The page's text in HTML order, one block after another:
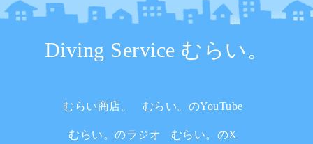
Diving Service むらい。
むらい商店。 むらい。のYouTube
むらい。のラジオ むらい。のX